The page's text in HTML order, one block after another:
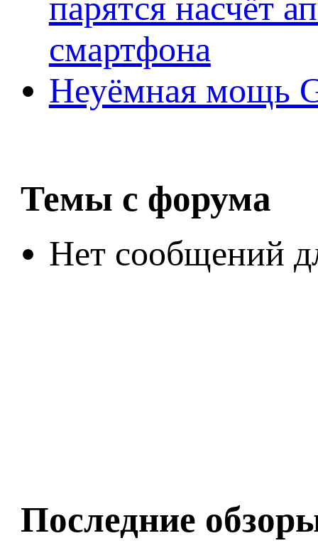
парятся насчёт
смартфона
Неуёмная мощь
Темы с форума
Нет сообщений
Последние